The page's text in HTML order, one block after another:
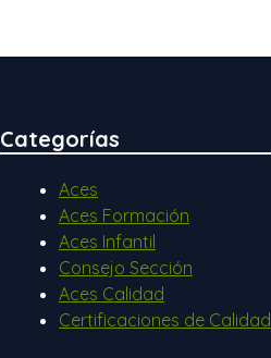
Categorías
Aces
Aces Formación
Aces Infantil
Consejo Sección
Aces Calidad
Certificaciones de Calidad